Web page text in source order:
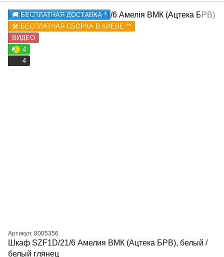
🚚 БЕСПЛАТНАЯ ДОСТАВКА *
🛠️ БЕСПЛАТНАЯ СБОРКА В КИЕВЕ **
ВИДЕО
4
4
Артикул: 8005356
Шкаф SZF1D/21/6 Амелия ВМК (Ацтека БРВ), белый /
белый глянец